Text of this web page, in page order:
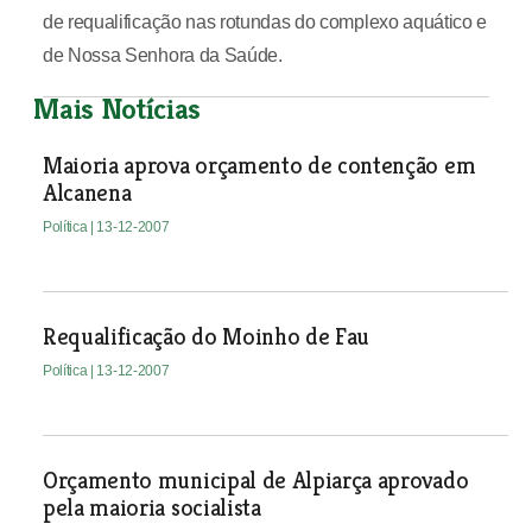
de requalificação nas rotundas do complexo aquático e
de Nossa Senhora da Saúde.
Mais Notícias
Maioria aprova orçamento de contenção em
Alcanena
Política | 13-12-2007
Requalificação do Moinho de Fau
Política | 13-12-2007
Orçamento municipal de Alpiarça aprovado
pela maioria socialista